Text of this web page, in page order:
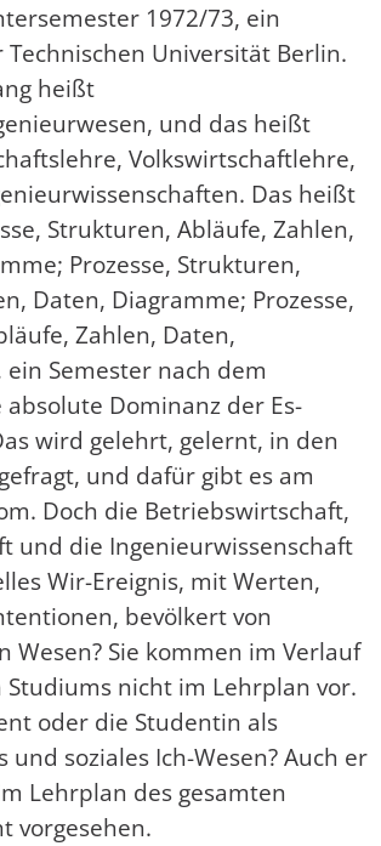
1972/73, ein
Technischen Universität Berlin.
heißt
und das heißt
Volkswirtschaftlehre,
Das heißt
Strukturen, Abläufe, Zahlen,
Prozesse, Strukturen,
Daten, Diagramme; Prozesse,
Zahlen, Daten,
Semester nach dem
Dominanz der Es-
wird gelehrt, gelernt, in den
und dafür gibt es am
Doch die Betriebswirtschaft,
und die Ingenieurwissenschaft
Wir-Ereignis, mit Werten,
bevölkert von
Wesen? Sie kommen im Verlauf
Studiums nicht im Lehrplan vor.
oder die Studentin als
soziales Ich-Wesen? Auch er
Lehrplan des gesamten
vorgesehen.